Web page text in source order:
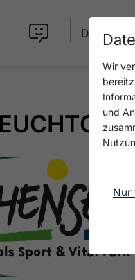
DE
Wir
und
Nur